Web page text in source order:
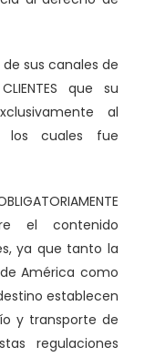
de sus canales de
que su
al
los cuales fue
el contenido
ya que tanto la
América como
establecen
y transporte de
regulaciones